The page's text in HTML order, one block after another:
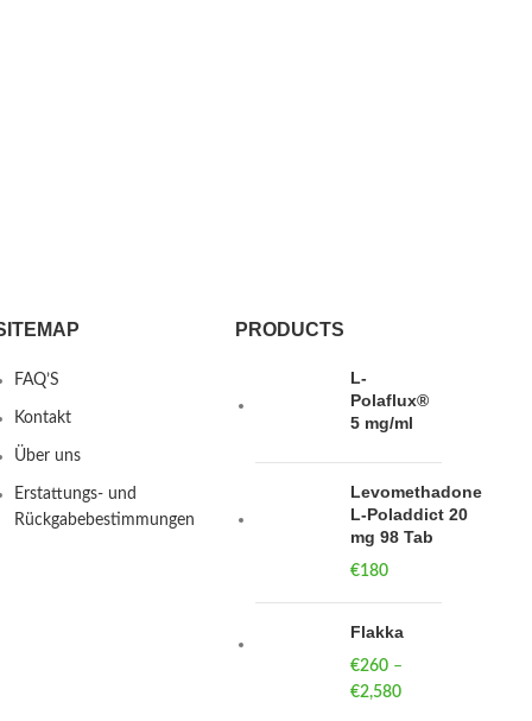
FAQ’S
Kontakt
Über uns
Erstattungs- und
Rückgabebestimmungen
PRODUCTS
L-
Polaflux®
5 mg/ml
Levomethadone
L-Poladdict 20
mg 98 Tab
€180
Flakka
€260 –
€2,580